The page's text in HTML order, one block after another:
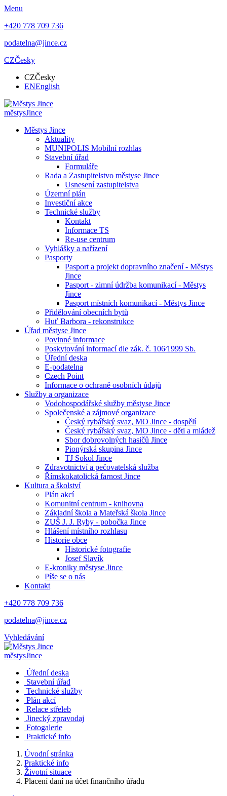
Menu
+420 778 709 736
podatelna@jince.cz
CZČesky
CZČesky
ENEnglish
městysJince
Městys Jince
Aktuality
MUNIPOLIS Mobilní rozhlas
Stavební úřad
Formuláře
Rada a Zastupitelstvo městyse Jince
Usnesení zastupitelstva
Územní plán
Investiční akce
Technické služby
Kontakt
Informace TS
Re-use centrum
Vyhlášky a nařízení
Pasporty
Pasport a projekt dopravního značení - Městys
Jince
Pasport - zimní údržba komunikací - Městys
Jince
Pasport místních komunikací - Městys Jince
Přidělování obecních bytů
Huť Barbora - rekonstrukce
Úřad městyse Jince
Povinné informace
Poskytování informací dle zák. č. 106⁄1999 Sb.
Úřední deska
E-podatelna
Czech Point
Informace o ochraně osobních údajů
Služby a organizace
Vodohospodářské služby městyse Jince
Společenské a zájmové organizace
Český rybářský svaz, MO Jince - dospělí
Český rybářský svaz, MO Jince - děti a mládež
Sbor dobrovolných hasičů Jince
Pionýrská skupina Jince
TJ Sokol Jince
Zdravotnictví a pečovatelská služba
Římskokatolická farnost Jince
Kultura a školství
Plán akcí
Komunitní centrum - knihovna
Základní škola a Mateřská škola Jince
ZUŠ J. J. Ryby - pobočka Jince
Hlášení místního rozhlasu
Historie obce
Historické fotografie
Josef Slavík
E-kroniky městyse Jince
Píše se o nás
Kontakt
+420 778 709 736
podatelna@jince.cz
Vyhledávání
městysJince
Úřední deska
Stavební úřad
Technické služby
Plán akcí
Relace střeleb
Jinecký zpravodaj
Fotogalerie
Praktické info
Úvodní stránka
Praktické info
Životní situace
Placení daní na účet finančního úřadu